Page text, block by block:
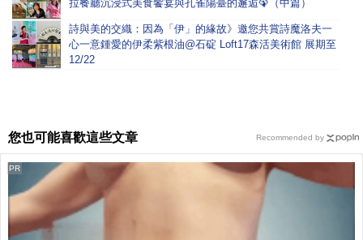
拉餐廳沉浸式美食饗宴與孔雀陽臺的邂逅🦚（中篇）
詩與美的交織：因為「伊」的緣故》邀您共賞詩魔洛夫一
心一意鍾愛的伊柔紫根油@石碇 Loft17森活美術館 展期至
12/22
您也可能喜歡這些文章
PR
Recommended by